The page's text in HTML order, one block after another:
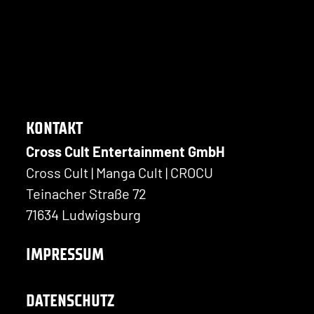
KONTAKT
Cross Cult Entertainment GmbH
Cross Cult | Manga Cult | CROCU
Teinacher Straße 72
71634 Ludwigsburg
IMPRESSUM
DATENSCHUTZ